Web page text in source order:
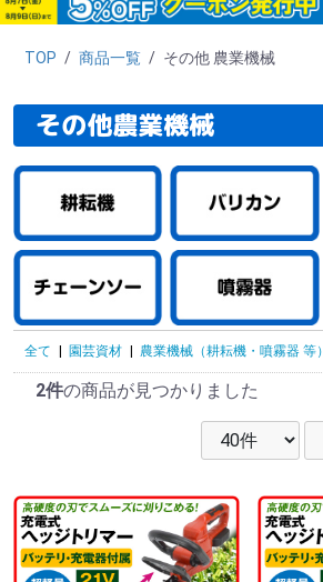
TOP / 商品一覧 / その他 農業機械
その他農業機械
全て | 園芸資材 | 農業機械（耕耘機・噴霧器 等）
2件の商品が見つかりました